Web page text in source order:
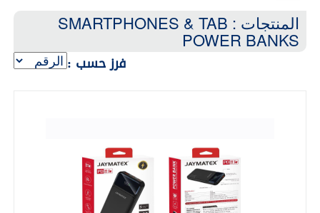
المنتجات : SMARTPHONES & TAB
POWER BANKS
فرز حسب :